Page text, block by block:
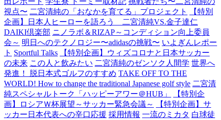
視点〜 二宮清純の「おなかを育てる」プロジェクト
【特別
企画】日本人ヒーローを語ろう 二宮清純VS.金子達仁
DAIKI倶楽部 ニノラボ＆RIZAP～コンディション向上委員
会～ 明日へのテクノロジー〜adidasの挑戦〜 いよぎんレポー
ト Sportful Talks
【特別企画】ウィズコロナと日本サッカー
の未来 この人と飲みたい 二宮清純のゼンソク人間学 世界へ
発進！ 脱日本式ゴルフのすすめ TAKE OFF TO THE
WORLD! How to change the traditional Japanese golf style 二宮清
純スペシャルトーク「ハッピーアワー＠HUB」
【特別企
画】ロシアＷ杯展望～サッカー緊急会議～
【特別企画】サ
ッカー日本代表への辛口応援 採用情報 一流のミカタ 白球徒